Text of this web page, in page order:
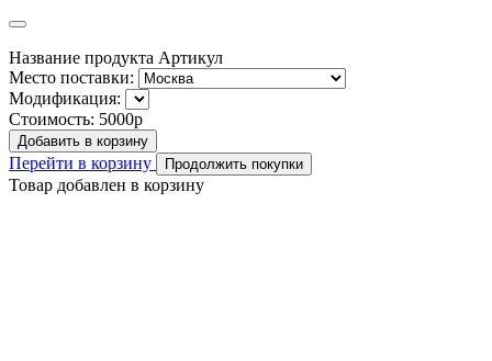
Название продукта Артикул
Место поставки:
Модификация:
Стоимость: 5000р
Добавить в корзину
Перейти в корзину Продолжить покупки
Товар добавлен в корзину